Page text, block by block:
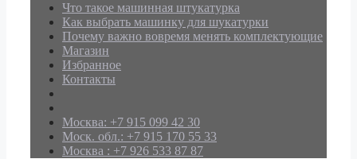
Что такое машинная штукатурка
Как выбрать машинку для шукатурки
Почему важно вовремя менять комплектующие
Магазин
Избранное
Контакты
Москва: +7 915 099 42 30
Моск. обл.: +7 915 170 55 33
Москва : +7 926 533 87 87